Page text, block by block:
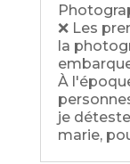
❌ Les
la
À
je
marie,